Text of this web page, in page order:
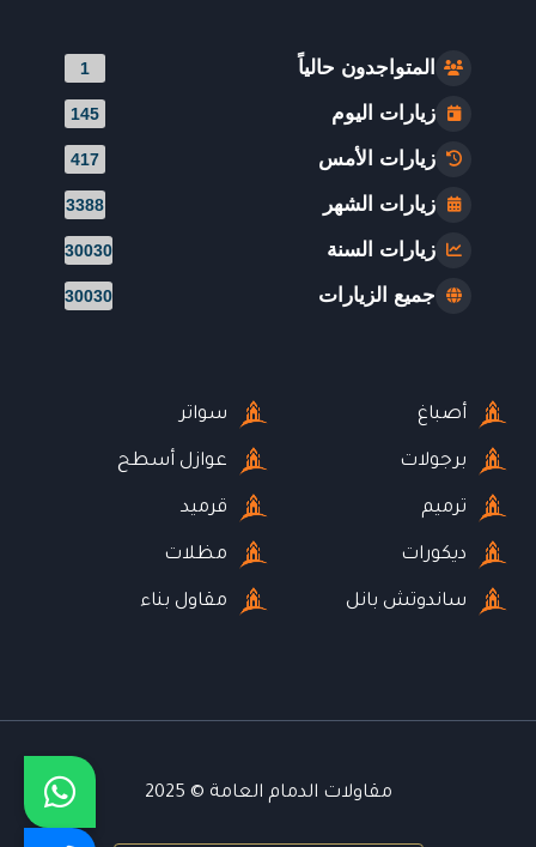
المتواجدون حالياً 1
زيارات اليوم 145
زيارات الأمس 417
زيارات الشهر 3388
زيارات السنة 30030
جميع الزيارات 30030
أصباغ
برجولات
ترميم
ديكورات
ساندوتش بانل
سواتر
عوازل أسطح
قرميد
مظلات
مقاول بناء
مقاولات الدمام العامة © 2025